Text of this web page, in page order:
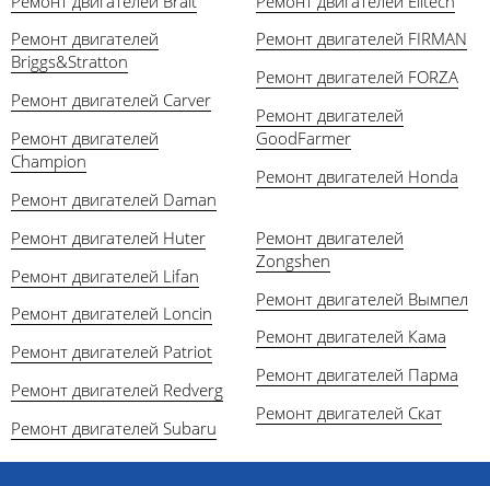
Ремонт двигателей
Briggs&Stratton
Ремонт двигателей Carver
Ремонт двигателей
Champion
Ремонт двигателей Daman
Ремонт двигателей FIRMAN
Ремонт двигателей FORZA
Ремонт двигателей
GoodFarmer
Ремонт двигателей Honda
Ремонт двигателей Huter
Ремонт двигателей Lifan
Ремонт двигателей Loncin
Ремонт двигателей Patriot
Ремонт двигателей Redverg
Ремонт двигателей Subaru
Ремонт двигателей
Zongshen
Ремонт двигателей Вымпел
Ремонт двигателей Кама
Ремонт двигателей Парма
Ремонт двигателей Скат